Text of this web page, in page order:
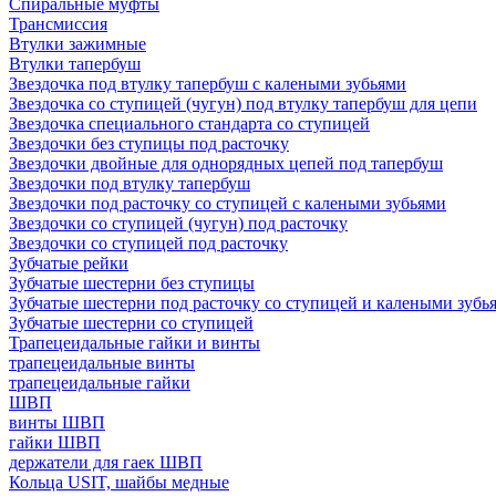
Спиральные муфты
Трансмиссия
Втулки зажимные
Втулки тапербуш
Звездочка под втулку тапербуш c калеными зубьями
Звездочка со ступицей (чугун) под втулку тапербуш для цепи
Звездочка специального стандарта со ступицей
Звездочки без ступицы под расточку
Звездочки двойные для однорядных цепей под тапербуш
Звездочки под втулку тапербуш
Звездочки под расточку со ступицей с калеными зубьями
Звездочки со ступицей (чугун) под расточку
Звездочки со ступицей под расточку
Зубчатые рейки
Зубчатые шестерни без ступицы
Зубчатые шестерни под расточку со ступицей и калеными
Зубчатые шестерни со ступицей
Трапецеидальные гайки и винты
трапецеидальные винты
трапецеидальные гайки
ШВП
винты ШВП
гайки ШВП
держатели для гаек ШВП
Кольца USIT, шайбы медные